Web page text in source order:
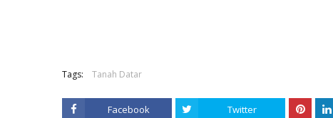
Tags: Tanah Datar
Facebook Twitter